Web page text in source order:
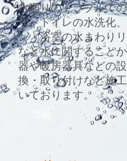
水廻りのトラブルで
理、トイレの水洗化
ン・浴室の水まわり
など水に関すること
器や暖房器具などの
換・取り付けなど施
いております。
詳細